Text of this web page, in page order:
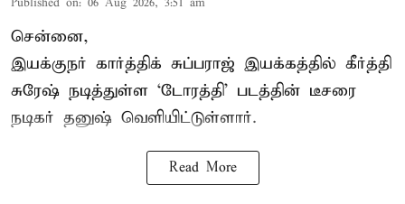
Published on: 06 Aug 2026, 3:51 am
சென்னை,
இயக்குநர் கார்த்திக் சுப்பராஜ் இயக்கத்தில் கீர்த்தி
சுரேஷ் நடித்துள்ள `டோரத்தி' படத்தின் டீசரை
நடிகர் தனுஷ் வெளியிட்டுள்ளார்.
Read More